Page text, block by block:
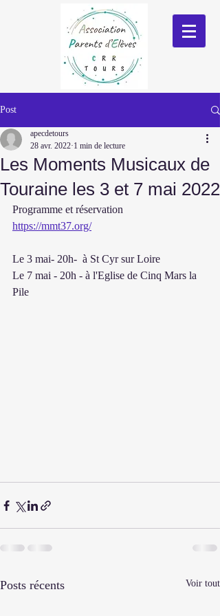
Post
Les Moments Musicaux de
Touraine les 3 et 7 mai 2022
apecdetours
28 avr. 2022 1 min de lecture
Programme et réservation
https://mmt37.org/
Le 3 mai- 20h-  à St Cyr sur Loire
Le 7 mai - 20h - à l'Eglise de Cinq Mars la
Pile
Posts récents Voir tout